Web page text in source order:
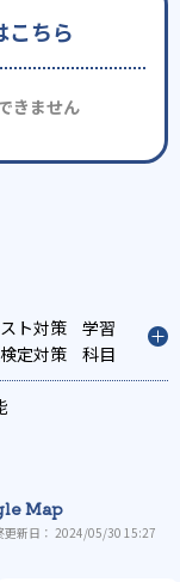
こちら
きません
ト対策
学習
定対策
科目
Map
更新日： 2024/05/30 15:27